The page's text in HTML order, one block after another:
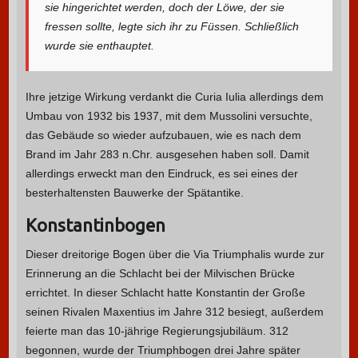
sie hingerichtet werden, doch der Löwe, der sie
fressen sollte, legte sich ihr zu Füssen. Schließlich
wurde sie enthauptet.
Ihre jetzige Wirkung verdankt die Curia Iulia allerdings dem
Umbau von 1932 bis 1937, mit dem Mussolini versuchte,
das Gebäude so wieder aufzubauen, wie es nach dem
Brand im Jahr 283 n.Chr. ausgesehen haben soll. Damit
allerdings erweckt man den Eindruck, es sei eines der
besterhaltensten Bauwerke der Spätantike.
Konstantinbogen
Dieser dreitorige Bogen über die Via Triumphalis wurde zur
Erinnerung an die Schlacht bei der Milvischen Brücke
errichtet. In dieser Schlacht hatte Konstantin der Große
seinen Rivalen Maxentius im Jahre 312 besiegt, außerdem
feierte man das 10-jährige Regierungsjubiläum. 312
begonnen, wurde der Triumphbogen drei Jahre später